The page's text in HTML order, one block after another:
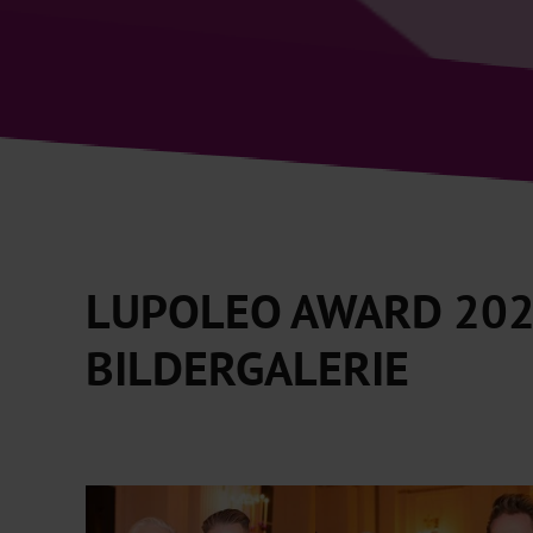
LUPOLEO AWARD
BILDERGALERIE